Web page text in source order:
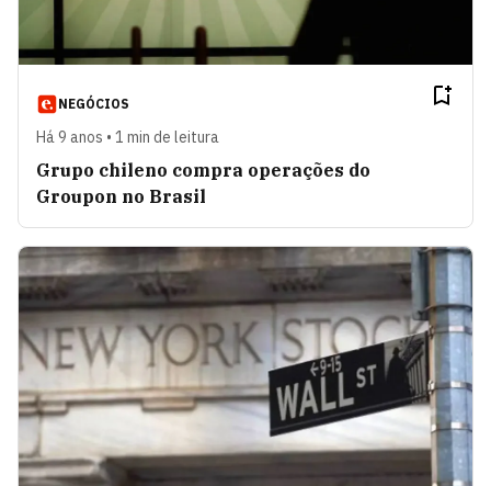
NEGÓCIOS
Há 9 anos • 1 min de leitura
Grupo chileno compra operações do
Groupon no Brasil